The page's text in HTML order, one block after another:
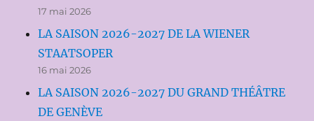
17 mai 2026
LA SAISON 2026-2027 DE LA WIENER
STAATSOPER
16 mai 2026
LA SAISON 2026-2027 DU GRAND THÉÂTRE
DE GENÈVE